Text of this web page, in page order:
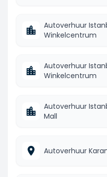
Autoverhuur
Winkelcentrum
Autoverhuur
Winkelcentrum
Autoverhuur
Mall
Autoverhuur